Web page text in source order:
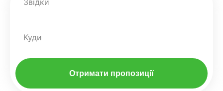
Звідки
Куди
Отримати пропозиції